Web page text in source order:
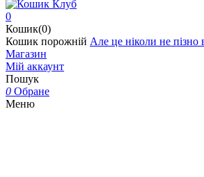
0
Кошик(0)
Кошик порожній Але це ніколи не пізно
Магазин
Мій аккаунт
Пошук
0 Обране
Меню